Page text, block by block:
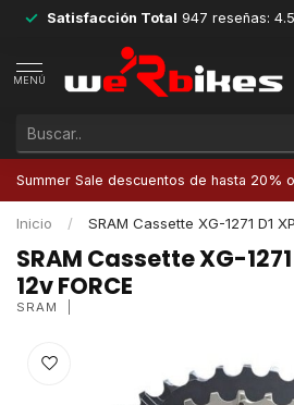
Satisfacción Total 947 reseñas:
MENÚ
Summer Sale descuentos de hasta 20%
Inicio / SRAM Cassette XG-1271 D1
SRAM Cassette XG-1271
12v FORCE
SRAM